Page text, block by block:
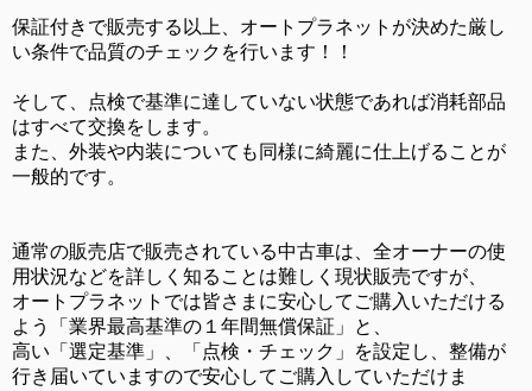
保証付きで販売する以上、オートプラネットが決めた厳し
い条件で品質のチェックを行います！！
そして、点検で基準に達していない状態であれば消耗部品
はすべて交換をします。
また、外装や内装についても同様に綺麗に仕上げることが
一般的です。
通常の販売店で販売されている中古車は、全オーナーの使
用状況などを詳しく知ることは難しく現状販売ですが、
オートプラネットでは皆さまに安心してご購入いただける
よう「業界最高基準の１年間無償保証」と、
高い「選定基準」、「点検・チェック」を設定し、整備が
行き届いていますので安心してご購入していただけま